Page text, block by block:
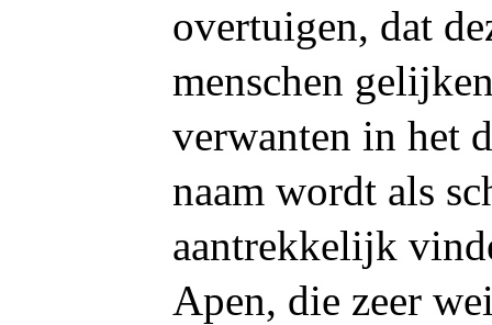
overtuigen, dat
menschen
verwanten in het
naam wordt als
aantrekkelijk
Apen, die zeer